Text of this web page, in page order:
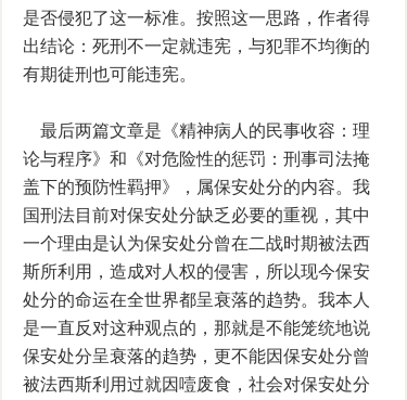
是否侵犯了这一标准。按照这一思路，作者得
出结论：死刑不一定就违宪，与犯罪不均衡的
有期徒刑也可能违宪。
最后两篇文章是《精神病人的民事收容：理
论与程序》和《对危险性的惩罚：刑事司法掩
盖下的预防性羁押》，属保安处分的内容。我
国刑法目前对保安处分缺乏必要的重视，其中
一个理由是认为保安处分曾在二战时期被法西
斯所利用，造成对人权的侵害，所以现今保安
处分的命运在全世界都呈衰落的趋势。我本人
是一直反对这种观点的，那就是不能笼统地说
保安处分呈衰落的趋势，更不能因保安处分曾
被法西斯利用过就因噎废食，社会对保安处分